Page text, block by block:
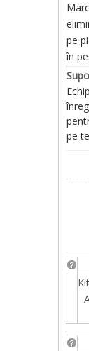
pe
în
pe